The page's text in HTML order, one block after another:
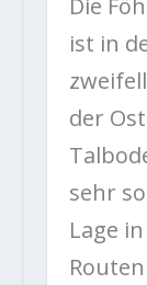
Die
ist in
der
sehr
Lage